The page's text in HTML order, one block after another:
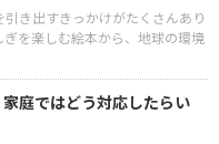
き出すきっかけがたくさんあり
を楽しむ絵本から、地球の環境
庭ではどう対応したらい